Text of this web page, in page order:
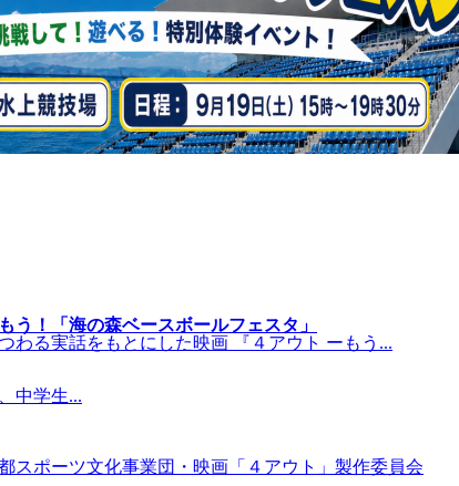
う！「海の森ベースボールフェスタ」
わる実話をもとにした映画 『４アウト ーもう...
中学生...
スポーツ文化事業団・映画「４アウト」製作委員会